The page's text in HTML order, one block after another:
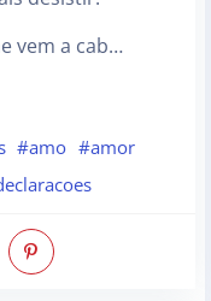
vem a cab…
#amo #amor